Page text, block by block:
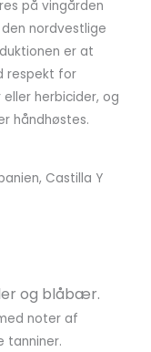
på vingården
nordvestlige
er at
respekt for
herbicider, og
håndhøstes.
Castilla Y
og blåbær.
noter af
tanniner.